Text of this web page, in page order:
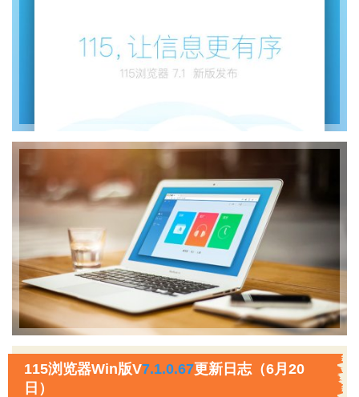
115浏览器Win版V7.1.0.67更新日志（6月20
日）